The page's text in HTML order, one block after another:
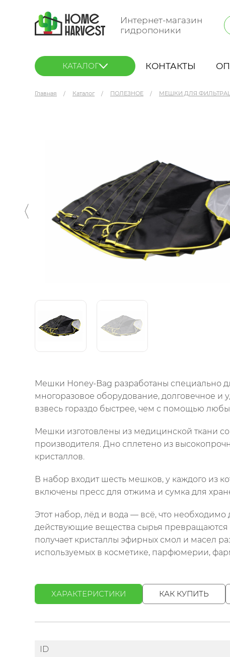
Интернет-магазин
гидропоники
КАТАЛОГ КОНТАКТЫ
Главная Каталог ПОЛЕЗНОЕ МЕШКИ ДЛЯ
Мешки Honey-Bag разработаны специально
многоразовое оборудование, долговечное
взвесь гораздо быстрее, чем с помощью
Мешки изготовлены из медицинской ткани
производителя. Дно сплетено из
кристаллов.
В набор входит шесть мешков, у каждого из
включены пресс для отжима и сумка для
Этот набор, лёд и вода — всё, что
действующие вещества сырья
получает кристаллы эфирных смол и масел
используемых в косметике, парфюмерии,
ХАРАКТЕРИСТИКИ КАК КУПИТЬ
ID